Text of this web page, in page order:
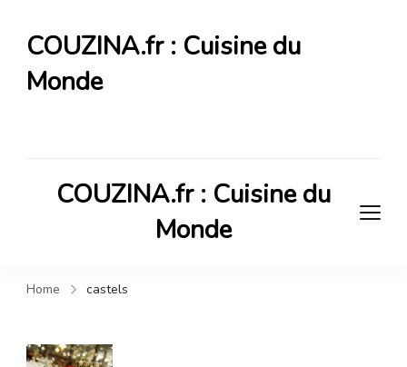
COUZINA.fr : Cuisine du
Monde
COUZINA.fr : Cuisine du
Monde
Home castels